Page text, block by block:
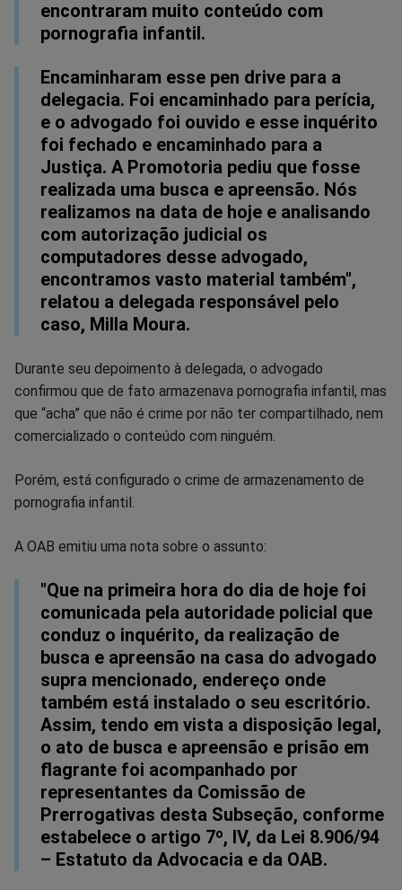
encontraram muito conteúdo com
pornografia infantil.
Encaminharam esse pen drive para a
delegacia. Foi encaminhado para perícia,
e o advogado foi ouvido e esse inquérito
foi fechado e encaminhado para a
Justiça. A Promotoria pediu que fosse
realizada uma busca e apreensão. Nós
realizamos na data de hoje e analisando
com autorização judicial os
computadores desse advogado,
encontramos vasto material também",
relatou a delegada responsável pelo
caso, Milla Moura.
Durante seu depoimento à delegada, o advogado
confirmou que de fato armazenava pornografia infantil, mas
que “acha” que não é crime por não ter compartilhado, nem
comercializado o conteúdo com ninguém.
Porém, está configurado o crime de armazenamento de
pornografia infantil.
A OAB emitiu uma nota sobre o assunto:
"Que na primeira hora do dia de hoje foi
comunicada pela autoridade policial que
conduz o inquérito, da realização de
busca e apreensão na casa do advogado
supra mencionado, endereço onde
também está instalado o seu escritório.
Assim, tendo em vista a disposição legal,
o ato de busca e apreensão e prisão em
flagrante foi acompanhado por
representantes da Comissão de
Prerrogativas desta Subseção, conforme
estabelece o artigo 7º, IV, da Lei 8.906/94
– Estatuto da Advocacia e da OAB.